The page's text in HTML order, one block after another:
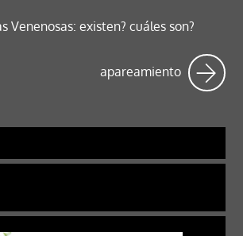
Venenosas: existen? cuáles son?
apareamiento